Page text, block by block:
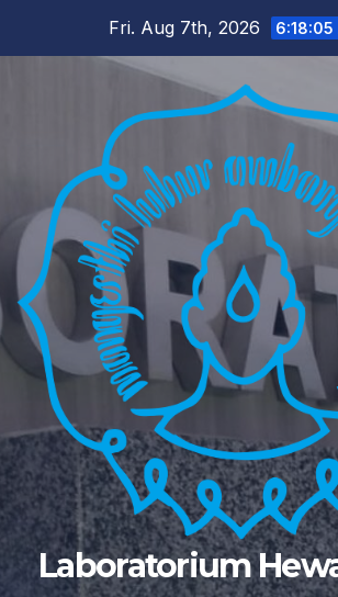
Fri. Aug 7th, 2026 6:18:06
Laboratorium